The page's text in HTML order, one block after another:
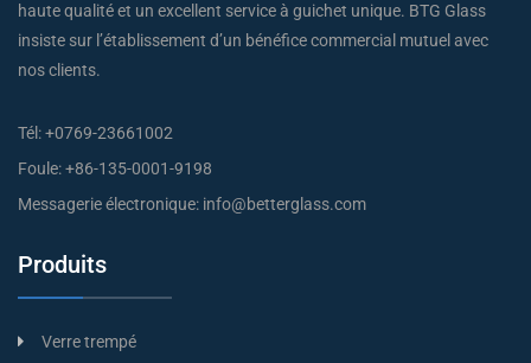
haute qualité et un excellent service à guichet unique. BTG Glass
insiste sur l’établissement d’un bénéfice commercial mutuel avec
nos clients.
Tél:+0769-23661002
Foule:+86-135-0001-9198
Messagerie électronique: info@betterglass.com
Produits
Verre trempé